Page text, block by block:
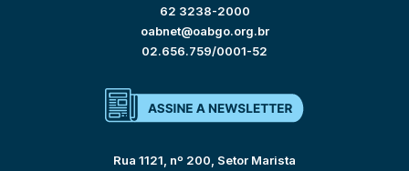
62 3238-2000
oabnet@oabgo.org.br
02.656.759/0001-52
Rua 1121, nº 200, Setor Marista